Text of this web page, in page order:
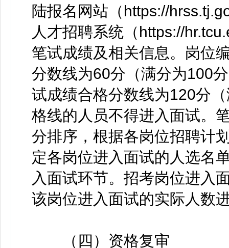
陆报名网站（https://
人才招聘系统（https://
笔试成绩及相关信息。岗位
分数线为60分（满分为100
试成绩合格分数线为120分
格线的人员不得进入面试。
分排序，根据各岗位招聘计
定各岗位进入面试的人选名
入面试环节。招考岗位进入
该岗位进入面试的实际人数
（四）资格复审